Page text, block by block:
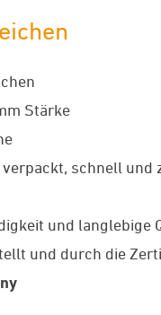
Stärke
schnell und
und langlebige
und durch die